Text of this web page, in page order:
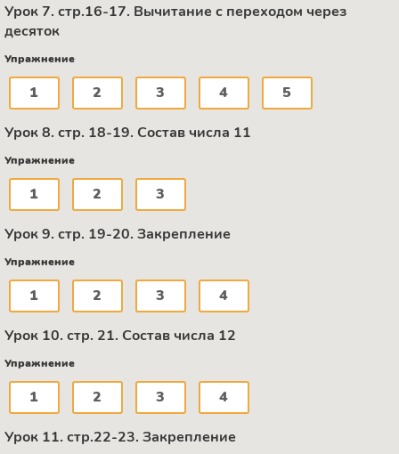
Урок 7. стр.16-17. Вычитание с переходом через
десяток
Упражнение
1 2 3 4 5
Урок 8. стр. 18-19. Состав числа 11
Упражнение
1 2 3
Урок 9. стр. 19-20. Закрепление
Упражнение
1 2 3 4
Урок 10. стр. 21. Состав числа 12
Упражнение
1 2 3 4
Урок 11. стр.22-23. Закрепление